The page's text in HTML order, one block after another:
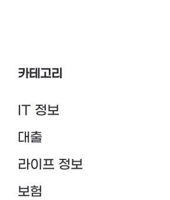
카테고리
IT 정보
대출
라이프 정보
보험